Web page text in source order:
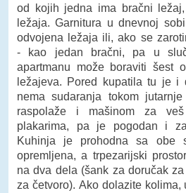
od kojih jedna ima bračni
ležaja. Garnitura u dnevnoj
odvojena ležaja ili, ako se
- kao jedan bračni, pa u
apartmanu može boraviti šest
ležajeva. Pored kupatila tu je i
nema sudaranja tokom
raspolaže i mašinom za
plakarima, pa je pogodan i
Kuhinja je prohodna sa obe
opremljena, a trpezarijski
na dva dela (šank za doručak
za četvoro). Ako dolazite